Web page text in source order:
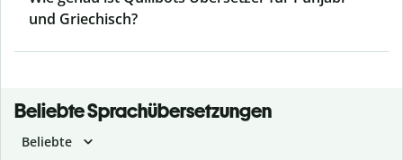
und Griechisch?
Beliebte Sprachübersetzungen
Beliebte